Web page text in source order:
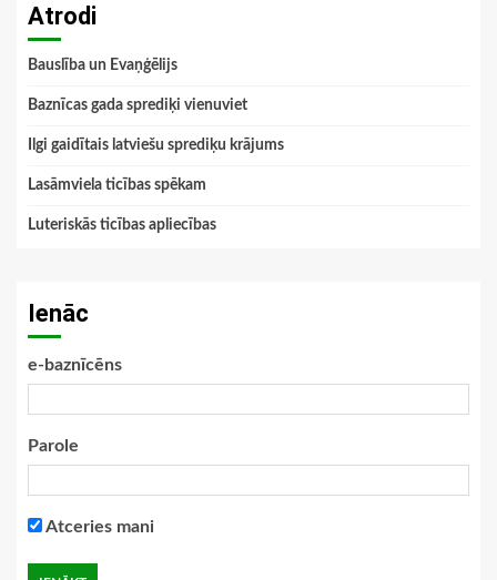
Atrodi
Bauslība un Evaņģēlijs
Baznīcas gada sprediķi vienuviet
Ilgi gaidītais latviešu sprediķu krājums
Lasāmviela ticības spēkam
Luteriskās ticības apliecības
Ienāc
e-baznīcēns
Parole
Atceries mani